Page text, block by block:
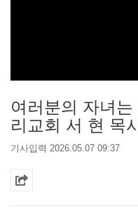
여러분의 자녀
리교회 서 현 목
기사입력 2026.05.07 09:37